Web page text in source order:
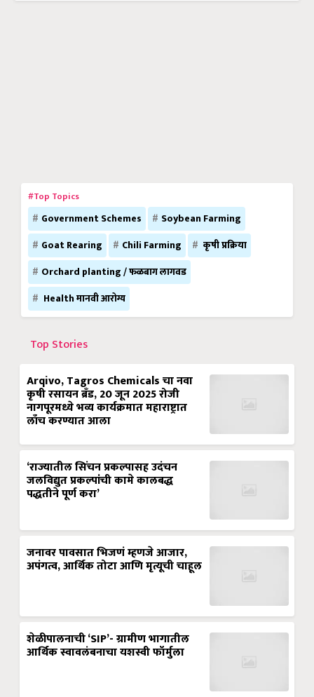
#Top Topics
Government Schemes
Soybean Farming
Goat Rearing
Chili Farming
कृषी प्रक्रिया
Orchard planting / फळबाग लागवड
Health मानवी आरोग्य
Top Stories
Arqivo, Tagros Chemicals चा नवा
कृषी रसायन ब्रँड, 20 जून 2025 रोजी
नागपूरमध्ये भव्य कार्यक्रमात महाराष्ट्रात
लाँच करण्यात आला
‘राज्यातील सिंचन प्रकल्पासह उदंचन
जलविद्युत प्रकल्पांची कामे कालबद्ध
पद्धतीने पूर्ण करा’
जनावर पावसात भिजणं म्हणजे आजार,
अपंगत्व, आर्थिक तोटा आणि मृत्यूची चाहूल
शेळीपालनाची ‘SIP’- ग्रामीण भागातील
आर्थिक स्वावलंबनाचा यशस्वी फॉर्मुला